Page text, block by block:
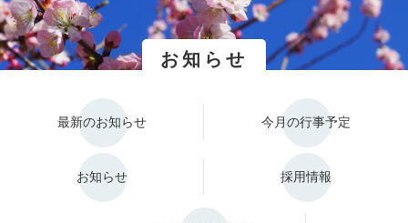
お知らせ
最新のお知らせ 今月の行事予定
お知らせ 採用情報